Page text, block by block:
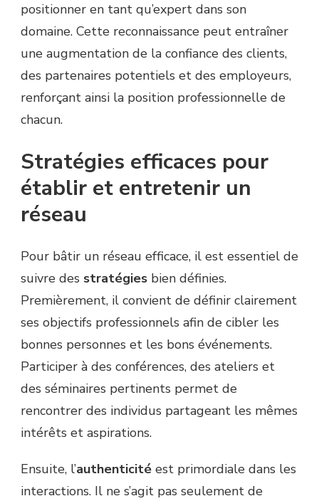
positionner en tant qu’expert dans son
domaine. Cette reconnaissance peut entraîner
une augmentation de la confiance des clients,
des partenaires potentiels et des employeurs,
renforçant ainsi la position professionnelle de
chacun.
Stratégies efficaces pour
établir et entretenir un
réseau
Pour bâtir un réseau efficace, il est essentiel de
suivre des stratégies bien définies.
Premièrement, il convient de définir clairement
ses objectifs professionnels afin de cibler les
bonnes personnes et les bons événements.
Participer à des conférences, des ateliers et
des séminaires pertinents permet de
rencontrer des individus partageant les mêmes
intérêts et aspirations.
Ensuite, l’authenticité est primordiale dans les
interactions. Il ne s’agit pas seulement de